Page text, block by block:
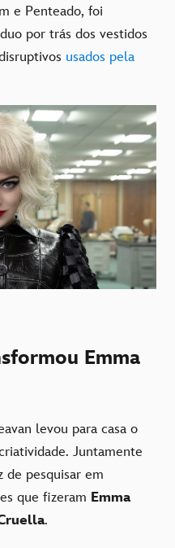
e Penteado, foi
por trás dos vestidos
usados ​​pela
Emma
levou para casa o
Juntamente
de pesquisar em
que fizeram Emma
.